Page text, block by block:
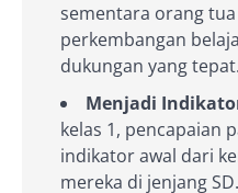
sementara orang
perkembangan
dukungan yang tepat.
Menjadi
kelas 1, pencapaian
indikator awal dari
mereka di jenjang